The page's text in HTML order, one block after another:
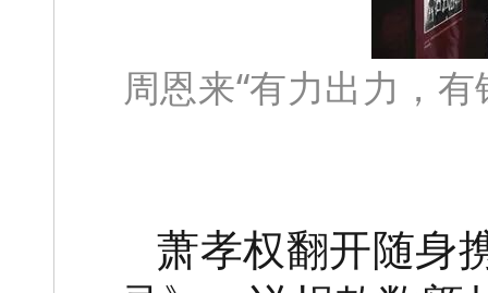
周恩来“有力出力，
萧孝权翻开随身